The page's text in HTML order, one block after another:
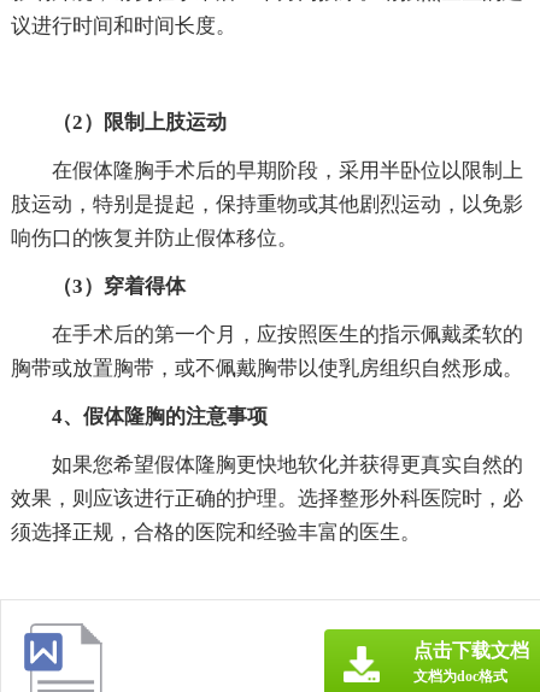
议进行时间和时间长度。
（2）限制上肢运动
在假体隆胸手术后的早期阶段，采用半卧位以限制上
肢运动，特别是提起，保持重物或其他剧烈运动，以免影
响伤口的恢复并防止假体移位。
（3）穿着得体
在手术后的第一个月，应按照医生的指示佩戴柔软的
胸带或放置胸带，或不佩戴胸带以使乳房组织自然形成。
4、假体隆胸的注意事项
如果您希望假体隆胸更快地软化并获得更真实自然的
效果，则应该进行正确的护理。选择整形外科医院时，必
须选择正规，合格的医院和经验丰富的医生。
点击下载文档
文档为doc格式